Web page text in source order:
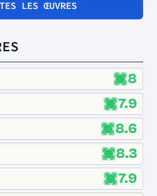
LES ŒUVRES
8
7.9
8.6
8.3
7.9